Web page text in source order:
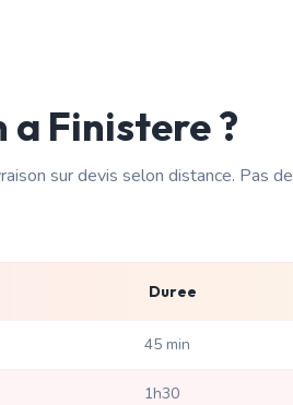
a Finistere?
sur devis selon distance. Pas de
Duree
45 min
1h30